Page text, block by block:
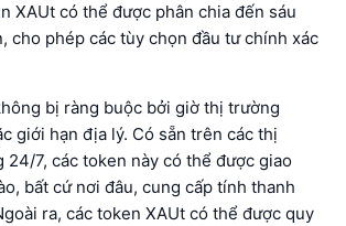
XAUt có thể được phân chia đến sáu
cho phép các tùy chọn đầu tư chính xác
bị ràng buộc bởi giờ thị trường
giới hạn địa lý. Có sẵn trên các thị
24/7, các token này có thể được giao
bất cứ nơi đâu, cung cấp tính thanh
ra, các token XAUt có thể được quy